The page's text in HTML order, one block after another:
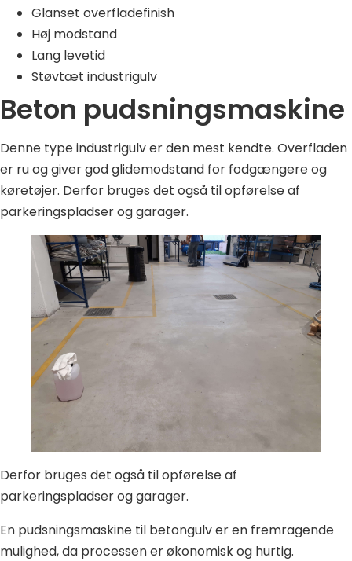
Glanset overfladefinish
Høj modstand
Lang levetid
Støvtæt industrigulv
Beton pudsningsmaskine
Denne type industrigulv er den mest kendte. Overfladen
er ru og giver god glidemodstand for fodgængere og
køretøjer. Derfor bruges det også til opførelse af
parkeringspladser og garager.
Derfor bruges det også til opførelse af
parkeringspladser og garager.
En pudsningsmaskine til betongulv er en fremragende
mulighed, da processen er økonomisk og hurtig.